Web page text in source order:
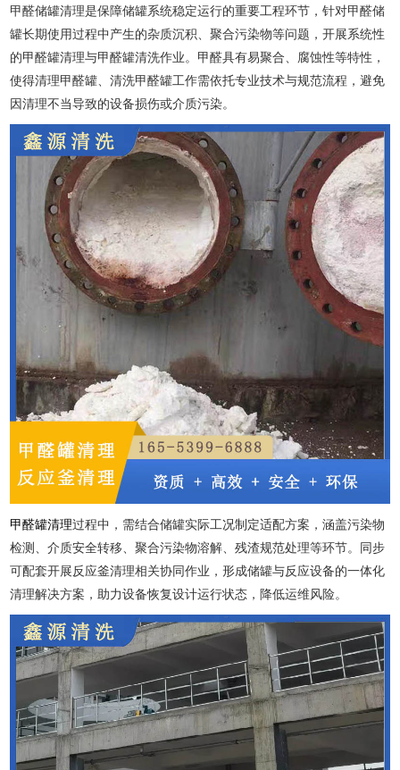
甲醛储罐清理是保障储罐系统稳定运行的重要工程环节，针对甲醛储
罐长期使用过程中产生的杂质沉积、聚合污染物等问题，开展系统性
的甲醛罐清理与甲醛罐清洗作业。甲醛具有易聚合、腐蚀性等特性，
使得清理甲醛罐、清洗甲醛罐工作需依托专业技术与规范流程，避免
因清理不当导致的设备损伤或介质污染。
甲醛罐清理过程中，需结合储罐实际工况制定适配方案，涵盖污染物
检测、介质安全转移、聚合污染物溶解、残渣规范处理等环节。同步
可配套开展反应釜清理相关协同作业，形成储罐与反应设备的一体化
清理解决方案，助力设备恢复设计运行状态，降低运维风险。